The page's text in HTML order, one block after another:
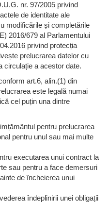
nr. 97/2005 privind
de identitate ale
modificările și completările
2016/679 al Parlamentului
privind protecția
prelucrarea datelor cu
circulație a acestor date.
art.6, alin.(1) din
este legală numai
cel puțin una dintre
pentru prelucrarea
pentru unul sau mai multe
executarea unui contract la
sau pentru a face demersuri
de încheierea unui
îndeplinirii unei obligații